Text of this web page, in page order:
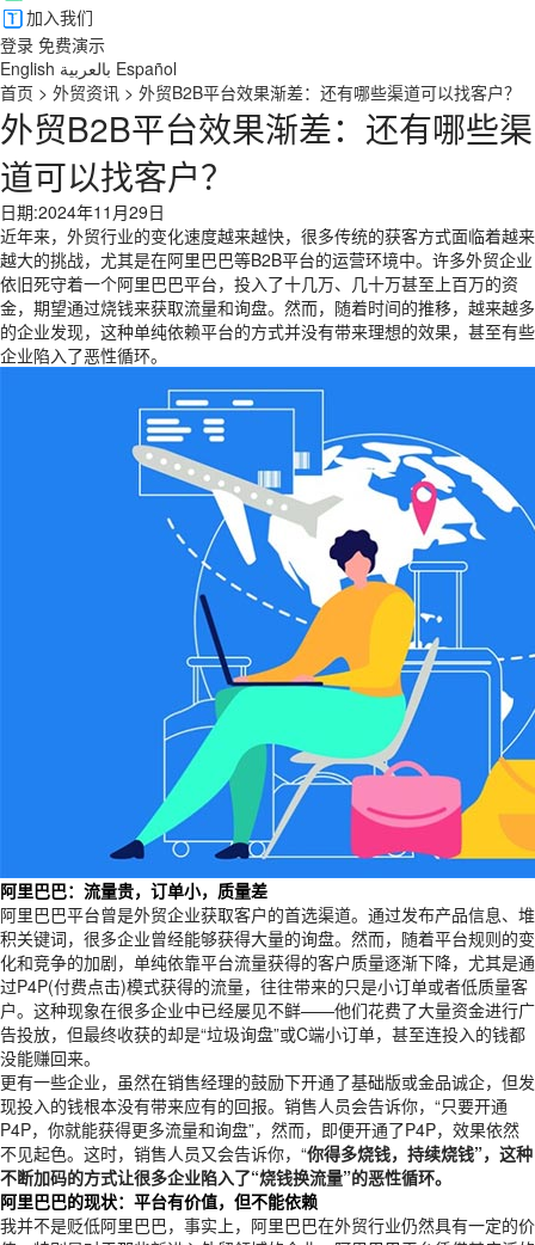
加入我们
登录 免费演示
English بالعربية Español
首页 > 外贸资讯 > 外贸B2B平台效果渐差：还有哪些渠道可以找客户？
外贸B2B平台效果渐差：还有哪些渠
道可以找客户？
日期:2024年11月29日
近年来，外贸行业的变化速度越来越快，很多传统的获客方式面临着越来
越大的挑战，尤其是在阿里巴巴等B2B平台的运营环境中。许多外贸企业
依旧死守着一个阿里巴巴平台，投入了十几万、几十万甚至上百万的资
金，期望通过烧钱来获取流量和询盘。然而，随着时间的推移，越来越多
的企业发现，这种单纯依赖平台的方式并没有带来理想的效果，甚至有些
企业陷入了恶性循环。
阿里巴巴：流量贵，订单小，质量差
阿里巴巴平台曾是外贸企业获取客户的首选渠道。通过发布产品信息、堆
积关键词，很多企业曾经能够获得大量的询盘。然而，随着平台规则的变
化和竞争的加剧，单纯依靠平台流量获得的客户质量逐渐下降，尤其是通
过P4P(付费点击)模式获得的流量，往往带来的只是小订单或者低质量客
户。这种现象在很多企业中已经屡见不鲜——他们花费了大量资金进行广
告投放，但最终收获的却是“垃圾询盘”或C端小订单，甚至连投入的钱都
没能赚回来。
更有一些企业，虽然在销售经理的鼓励下开通了基础版或金品诚企，但发
现投入的钱根本没有带来应有的回报。销售人员会告诉你，“只要开通
P4P，你就能获得更多流量和询盘”，然而，即便开通了P4P，效果依然
不见起色。这时，销售人员又会告诉你，“你得多烧钱，持续烧钱”，这种
不断加码的方式让很多企业陷入了“烧钱换流量”的恶性循环。
阿里巴巴的现状：平台有价值，但不能依赖
我并不是贬低阿里巴巴，事实上，阿里巴巴在外贸行业仍然具有一定的价